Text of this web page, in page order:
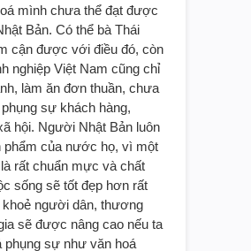
mình chưa thể đạt được
Bản. Có thể bà Thái
cận được với điều đó, còn
nghiệp Việt Nam cũng chỉ
làm ăn đơn thuần, chưa
sự khách hàng,
hội. Người Nhật Bản luôn
phẩm của nước họ, vì một
rất chuẩn mực và chất
sống sẽ tốt đẹp hơn rất
người dân, thương
sẽ được nâng cao nếu ta
phụng sự như văn hoá